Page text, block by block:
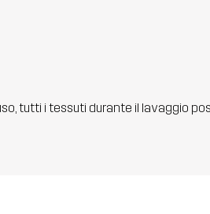
tutti i tessuti durante il lavaggio